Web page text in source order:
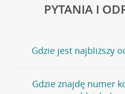
PYTANIA I
Gdzie jest najbliższy
Jeśli szukasz oddziału naszego
stronęPlacówki i bankomaty, na
Gdzie znajdę numer